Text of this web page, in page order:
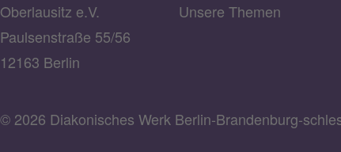
Oberlausitz e.V.
Paulsenstraße 55/56
12163 Berlin
Unsere Themen
© 2026 Diakonisches Werk Berlin-Brandenburg-